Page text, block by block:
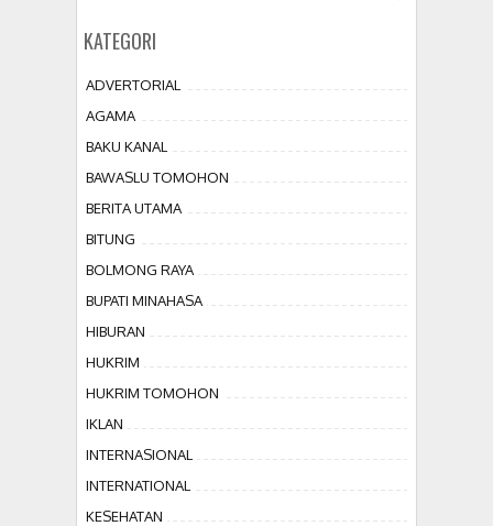
KATEGORI
ADVERTORIAL
AGAMA
BAKU KANAL
BAWASLU TOMOHON
BERITA UTAMA
BITUNG
BOLMONG RAYA
BUPATI MINAHASA
HIBURAN
HUKRIM
HUKRIM TOMOHON
IKLAN
INTERNASIONAL
INTERNATIONAL
KESEHATAN